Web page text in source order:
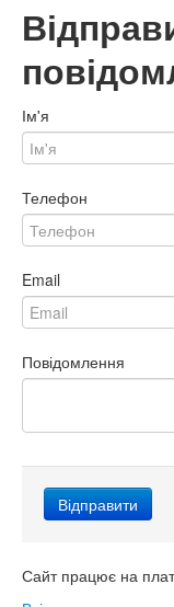
Ім'я
Телефон
Email
Повідомлення
Сайт працює на